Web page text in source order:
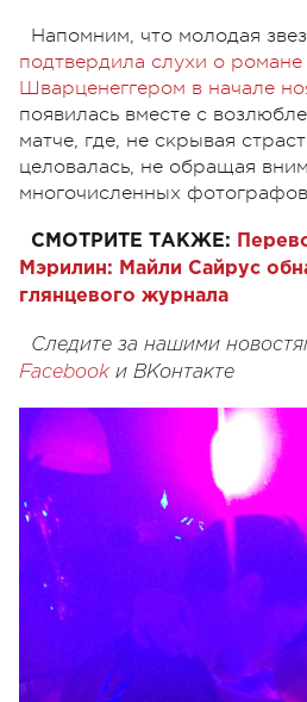
Напомним, что молодая
подтвердила слухи о
Шварценеггером в начале
появилась вместе с
матче, где, не скрывая
целовалась, не обращая
многочисленных
СМОТРИТЕ ТАКЖЕ:
Мэрилин: Майли Сайрус
глянцевого журнала
Следите за нашими
Facebook и ВКонтакте